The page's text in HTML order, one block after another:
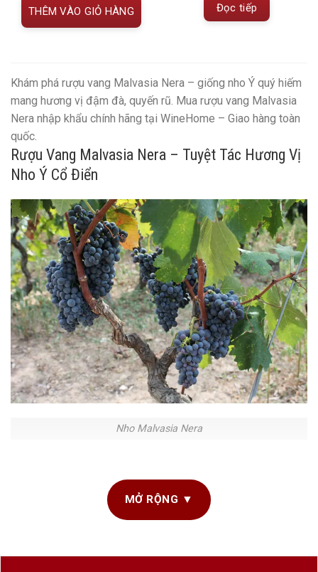
THÊM VÀO GIỎ HÀNG Đọc tiếp
Khám phá rượu vang Malvasia Nera – giống nho Ý quý hiếm
mang hương vị đậm đà, quyến rũ. Mua rượu vang Malvasia
Nera nhập khẩu chính hãng tại WineHome – Giao hàng toàn
quốc.
Rượu Vang Malvasia Nera – Tuyệt Tác Hương Vị
Nho Ý Cổ Điển
Nho Malvasia Nera
một di sản gắn với vùng đất và con người bản địa. Và nếu
bạn đang tìm kiếm một hương vị vang vừa cổ điển, vừa nồng
Malvasia Nerachính là lời thì thầm
MỞ RỘNG ▼